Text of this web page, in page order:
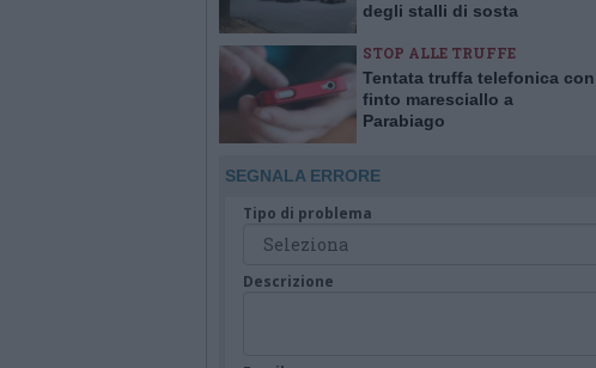
degli stalli di sosta
STOP ALLE TRUFFE
Tentata truffa telefonica con
finto maresciallo a
Parabiago
SEGNALA ERRORE
Tipo di problema
Descrizione